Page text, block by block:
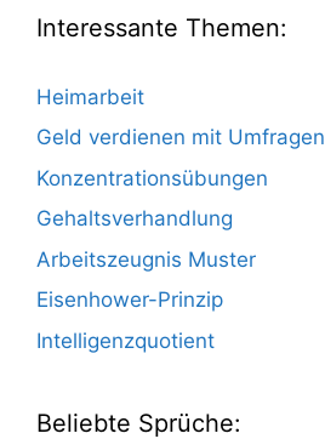
Interessante Themen:
Heimarbeit
Geld verdienen mit Umfragen
Konzentrationsübungen
Gehaltsverhandlung
Arbeitszeugnis Muster
Eisenhower-Prinzip
Intelligenzquotient
Beliebte Sprüche: